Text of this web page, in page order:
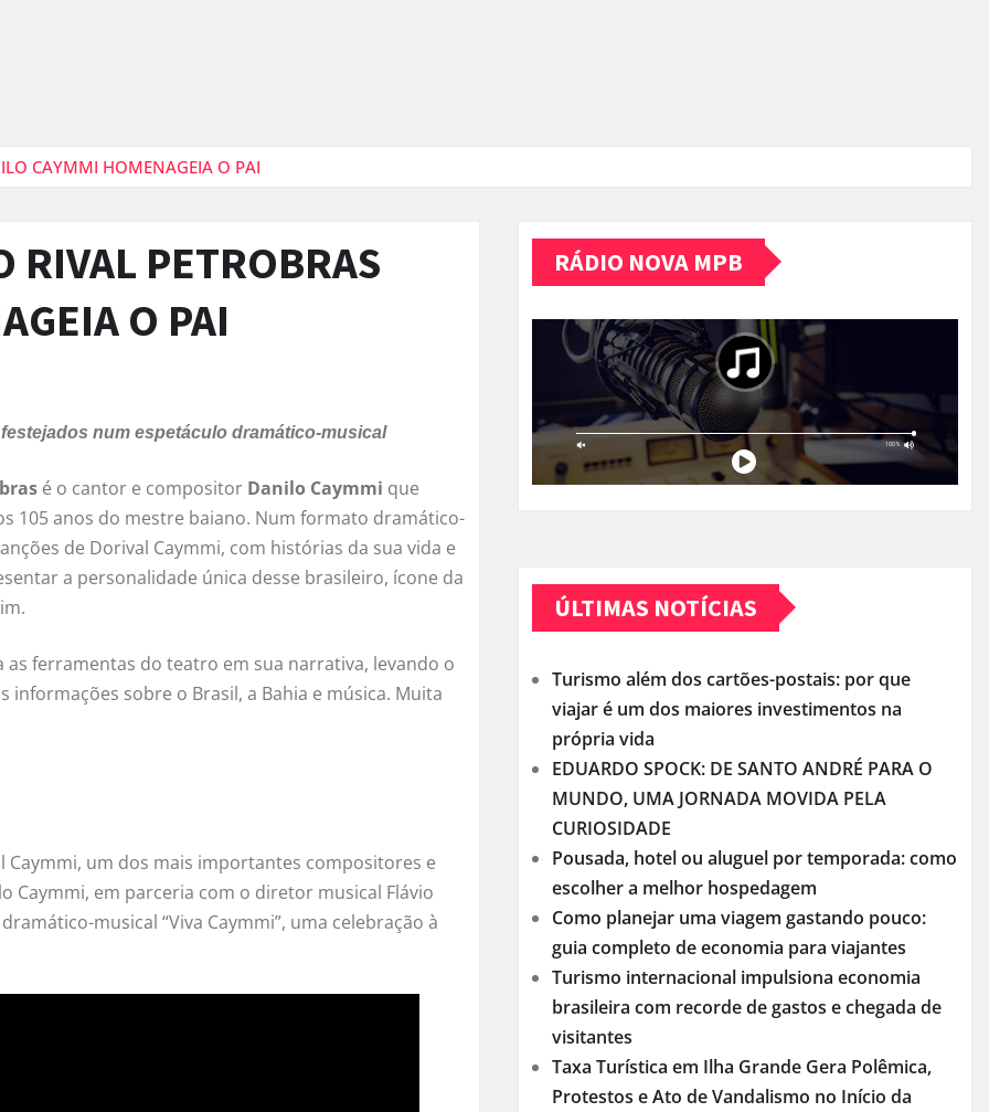
CAYMMI HOMENAGEIA O PAI
RIVAL PETROBRAS
O PAI
num espetáculo dramático-musical
é o cantor e compositor Danilo Caymmi que
105 anos do mestre baiano. Num formato dramático-
de Dorival Caymmi, com histórias da sua vida e
a personalidade única desse brasileiro, ícone da
ferramentas do teatro em sua narrativa, levando o
sobre o Brasil, a Bahia e música. Muita
um dos mais importantes compositores e
Caymmi, em parceria com o diretor musical Flávio
musical “Viva Caymmi”, uma celebração à
RÁDIO NOVA MPB
ÚLTIMAS NOTÍCIAS
Turismo além dos cartões-postais: por que
viajar é um dos maiores investimentos na
própria vida
EDUARDO SPOCK: DE SANTO ANDRÉ PARA O
MUNDO, UMA JORNADA MOVIDA PELA
CURIOSIDADE
Pousada, hotel ou aluguel por temporada: como
escolher a melhor hospedagem
Como planejar uma viagem gastando pouco:
guia completo de economia para viajantes
Turismo internacional impulsiona economia
brasileira com recorde de gastos e chegada de
visitantes
Taxa Turística em Ilha Grande Gera Polêmica,
Protestos e Ato de Vandalismo no Início da